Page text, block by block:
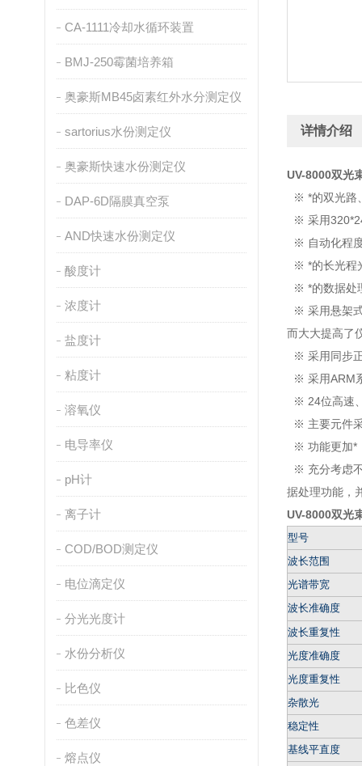
CA-1111冷却水循环装置
BMJ-250霉菌培养箱
奥豪斯MB45卤素红外水分测定仪
sartorius水份测定仪
奥豪斯快速水份测定仪
DAP-6D隔膜真空泵
AND快速水份测定仪
酸度计
浓度计
盐度计
粘度计
溶氧仪
电导率仪
pH计
离子计
COD/BOD测定仪
电位滴定仪
分光光度计
水份分析仪
比色仪
色差仪
熔点仪
详情介绍
UV-8000双光
※ *的双光路
※ 采用
※ 自动化程
※ *的长光程
※ *的数据处
※ 采用悬架
而大大提高了
※ 采用同步
※ 采用ARM
※ 24位高速
※ 主要元件
※ 功能更加*
※ 充分考虑
据处理功能，
UV-8000双光
型号
波长范围
光谱带宽
波长准确度
波长重复性
光度准确度
光度重复性
杂散光
稳定性
基线平直度